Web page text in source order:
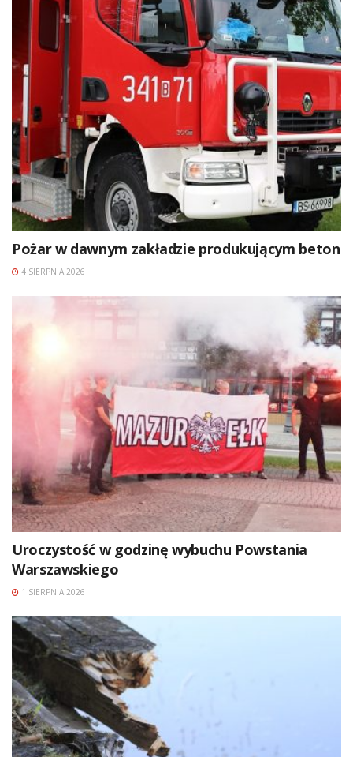
Pożar w dawnym zakładzie produkującym beton
4 SIERPNIA 2026
Uroczystość w godzinę wybuchu Powstania
Warszawskiego
1 SIERPNIA 2026